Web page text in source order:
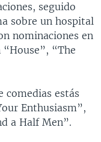
seguido
sobre un hospital
nominaciones en
“The
comedias estás
Enthusiasm”,
a Half Men”.